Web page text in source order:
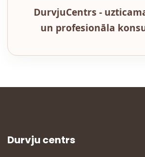
DurvjuCentrs -
un profesionāla
Durvju centrs